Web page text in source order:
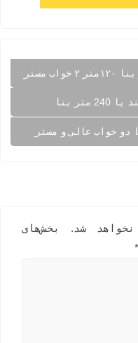
بنا
شد.
بخش‌های
*